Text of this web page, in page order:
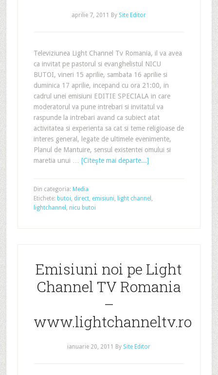
aprilie 7, 2011 By Site Editor
Televiziunea Light Channel Tv Romania, il va avea
ca invitat pe pastorul si evanghelistul NICU
BUTOI, vineri 15 aprilie, sambata 16 aprilie si
duminica 17 aprilie, incepand cu ora 21:00, in
cadrul unei emisiuni EDITIE SPECIALA in care
moderatorul va pune intrebari si invitatul va
raspunde la intrebari avand ca subiect atat
activitatea si experienta sa cat si teme religioase de
interes general, legate de ultimele evenimente,
Planul de Mantuire, sensul existentei omului si
maretia unui … [Citeşte mai departe...]
Din categoria: Media
Etichete: butoi, direct, emisiuni, light channel ,
lightchannel , nicu butoi
Emisiuni noi pe Light
Channel TV Romania
–
www.lightchanneltv.ro
ianuarie 20, 2011 By Site Editor